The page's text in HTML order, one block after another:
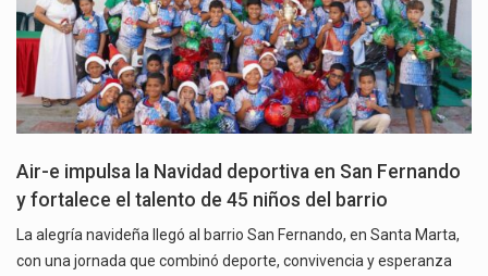
Air-e impulsa la Navidad deportiva en San Fernando
y fortalece el talento de 45 niños del barrio
La alegría navideña llegó al barrio San Fernando, en Santa Marta,
con una jornada que combinó deporte, convivencia y esperanza